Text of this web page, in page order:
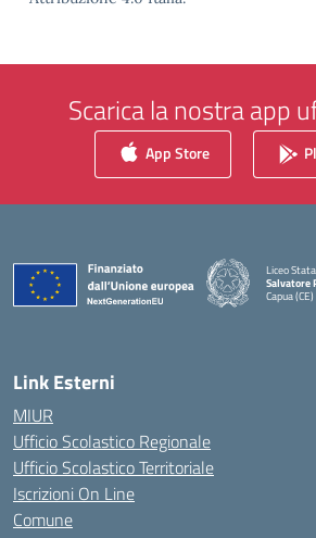
Scarica la nostra app
App Store
Liceo
Salvatore
Capua (CE)
— Visita la
Link Esterni
MIUR
Ufficio Scolastico Regionale
Ufficio Scolastico Territoriale
Iscrizioni On Line
Comune